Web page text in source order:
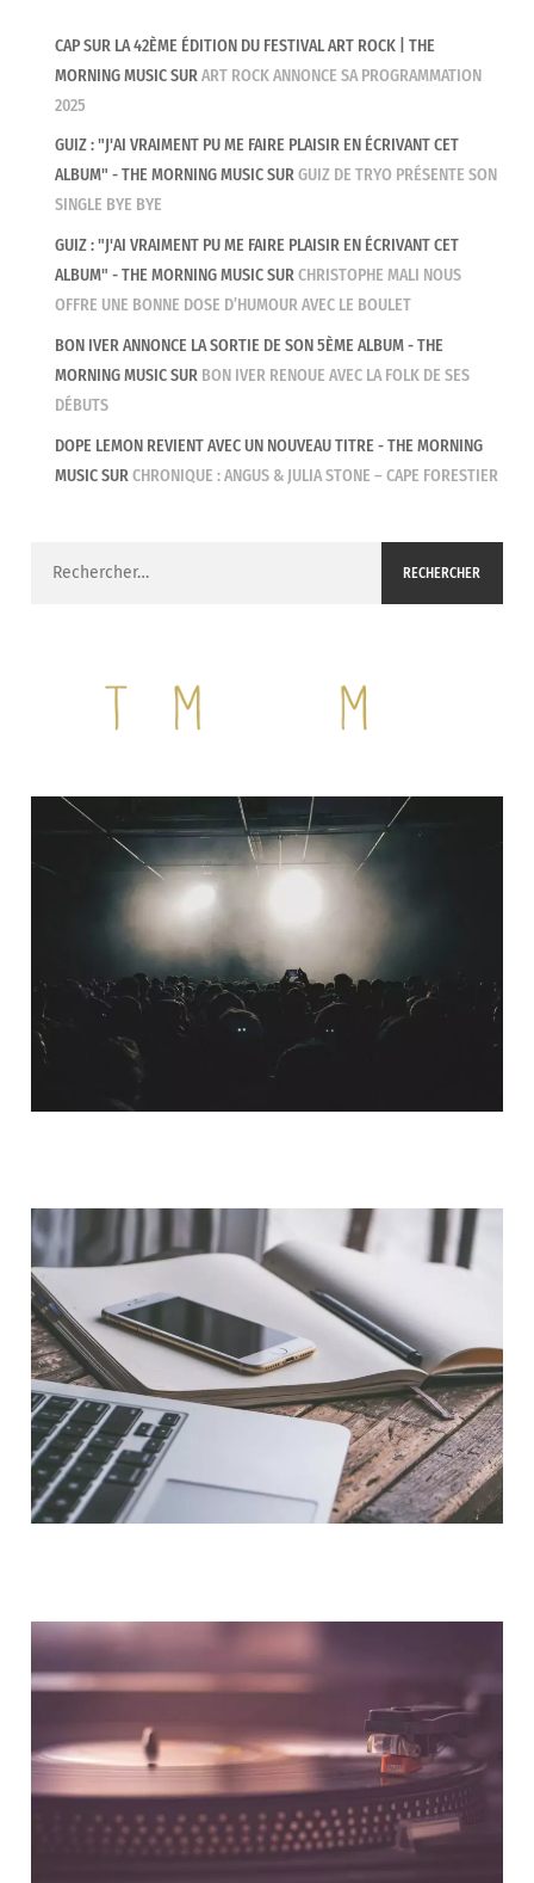
CAP SUR LA 42ÈME ÉDITION DU FESTIVAL ART ROCK | THE
MORNING MUSICSURART ROCK ANNONCE SA PROGRAMMATION
2025
GUIZ : "J'AI VRAIMENT PU ME FAIRE PLAISIR EN ÉCRIVANT CET
ALBUM" - THE MORNING MUSICSURGUIZ DE TRYO PRÉSENTE SON
SINGLE BYE BYE
GUIZ : "J'AI VRAIMENT PU ME FAIRE PLAISIR EN ÉCRIVANT CET
ALBUM" - THE MORNING MUSICSURCHRISTOPHE MALI NOUS
OFFRE UNE BONNE DOSE D’HUMOUR AVEC LE BOULET
BON IVER ANNONCE LA SORTIE DE SON 5ÈME ALBUM - THE
MORNING MUSICSUR BON IVER RENOUE AVEC LA FOLK DE SES
DÉBUTS
DOPE LEMON REVIENT AVEC UN NOUVEAU TITRE - THE MORNING
MUSICSURCHRONIQUE : ANGUS & JULIA STONE – CAPE FORESTIER